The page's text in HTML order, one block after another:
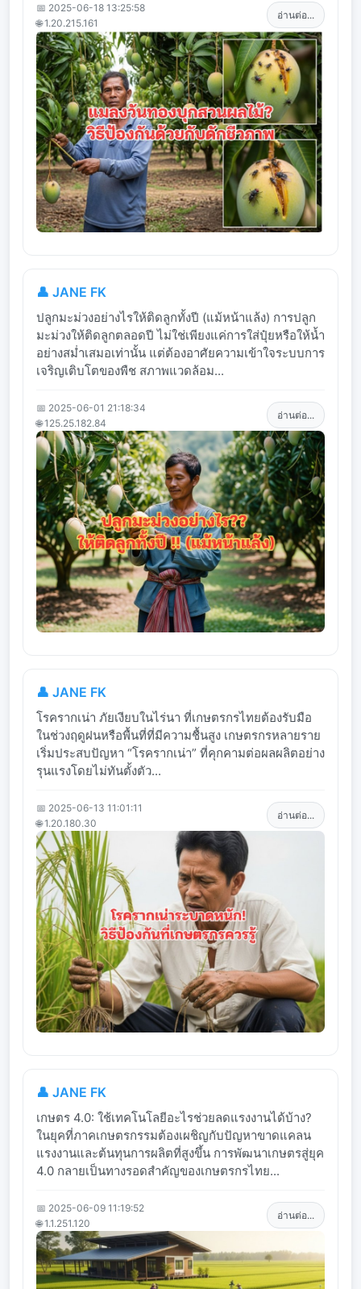
📅 2025-06-18 13:25:58
🌐 1.20.215.161
อ่านต่อ...
👤 JANE FK
ปลูกมะม่วงอย่างไรให้ติดลูกทั้งปี (แม้หน้าแล้ง) การปลูก
มะม่วงให้ติดลูกตลอดปี ไม่ใช่เพียงแค่การใส่ปุ๋ยหรือให้น้ำ
อย่างสม่ำเสมอเท่านั้น แต่ต้องอาศัยความเข้าใจระบบการ
เจริญเติบโตของพืช สภาพแวดล้อม...
📅 2025-06-01 21:18:34
🌐 125.25.182.84
อ่านต่อ...
👤 JANE FK
โรครากเน่า ภัยเงียบในไร่นา ที่เกษตรกรไทยต้องรับมือ
ในช่วงฤดูฝนหรือพื้นที่ที่มีความชื้นสูง เกษตรกรหลายราย
เริ่มประสบปัญหา “โรครากเน่า” ที่คุกคามต่อผลผลิตอย่าง
รุนแรงโดยไม่ทันตั้งตัว...
📅 2025-06-13 11:01:11
🌐 1.20.180.30
อ่านต่อ...
👤 JANE FK
เกษตร 4.0: ใช้เทคโนโลยีอะไรช่วยลดแรงงานได้บ้าง?
ในยุคที่ภาคเกษตรกรรมต้องเผชิญกับปัญหาขาดแคลน
แรงงานและต้นทุนการผลิตที่สูงขึ้น การพัฒนาเกษตรสู่ยุค
4.0 กลายเป็นทางรอดสำคัญของเกษตรกรไทย...
📅 2025-06-09 11:19:52
🌐 1.1.251.120
อ่านต่อ...